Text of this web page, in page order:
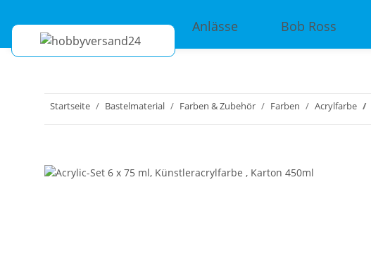
Anlässe Bob Ross
Startseite Bastelmaterial Farben & Zubehör Farben Acrylfarbe